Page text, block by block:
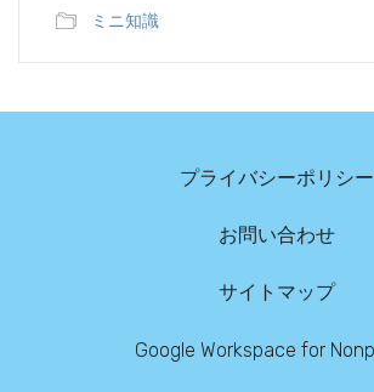
ミニ知識
プライバシーポリシー
お問い合わせ
サイトマップ
Google Workspace for